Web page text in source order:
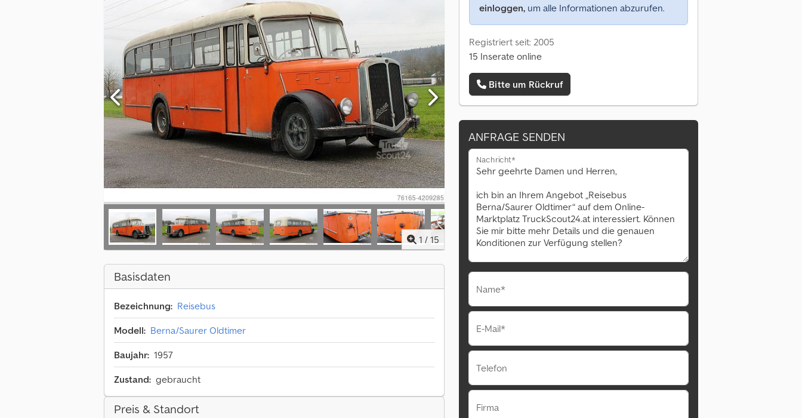
1 / 15
Basisdaten
Bezeichnung: Reisebus
Modell: Berna/Saurer Oldtimer
Baujahr: 1957
Zustand: gebraucht
Preis & Standort
einloggen, um alle Informationen abzurufen.
Registriert seit: 2005
15 Inserate online
Bitte um Rückruf
ANFRAGE SENDEN
Nachricht*
Name*
E-Mail*
Telefon
Firma